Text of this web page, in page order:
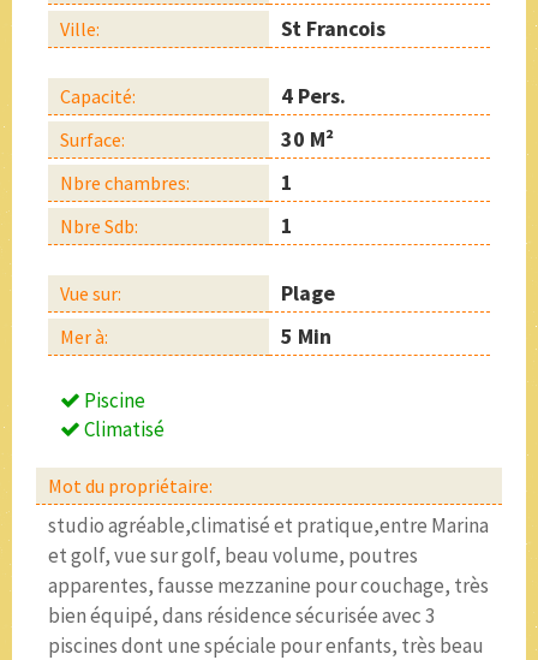
Ville: St Francois
Capacité: 4 Pers.
Surface: 30 M²
Nbre chambres: 1
Nbre Sdb: 1
Vue sur: Plage
Mer à: 5 Min
Piscine
Climatisé
Mot du propriétaire:
studio agréable,climatisé et pratique,entre Marina
et golf, vue sur golf, beau volume, poutres
apparentes, fausse mezzanine pour couchage, très
bien équipé, dans résidence sécurisée avec 3
piscines dont une spéciale pour enfants, très beau